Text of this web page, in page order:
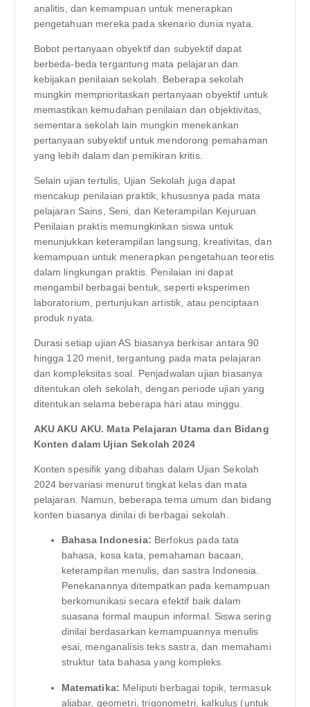
analitis, dan kemampuan untuk menerapkan
pengetahuan mereka pada skenario dunia nyata.
Bobot pertanyaan obyektif dan subyektif dapat
berbeda-beda tergantung mata pelajaran dan
kebijakan penilaian sekolah. Beberapa sekolah
mungkin memprioritaskan pertanyaan obyektif untuk
memastikan kemudahan penilaian dan objektivitas,
sementara sekolah lain mungkin menekankan
pertanyaan subyektif untuk mendorong pemahaman
yang lebih dalam dan pemikiran kritis.
Selain ujian tertulis, Ujian Sekolah juga dapat
mencakup penilaian praktik, khususnya pada mata
pelajaran Sains, Seni, dan Keterampilan Kejuruan.
Penilaian praktis memungkinkan siswa untuk
menunjukkan keterampilan langsung, kreativitas, dan
kemampuan untuk menerapkan pengetahuan teoretis
dalam lingkungan praktis. Penilaian ini dapat
mengambil berbagai bentuk, seperti eksperimen
laboratorium, pertunjukan artistik, atau penciptaan
produk nyata.
Durasi setiap ujian AS biasanya berkisar antara 90
hingga 120 menit, tergantung pada mata pelajaran
dan kompleksitas soal. Penjadwalan ujian biasanya
ditentukan oleh sekolah, dengan periode ujian yang
ditentukan selama beberapa hari atau minggu.
AKU AKU AKU. Mata Pelajaran Utama dan Bidang
Konten dalam Ujian Sekolah 2024
Konten spesifik yang dibahas dalam Ujian Sekolah
2024 bervariasi menurut tingkat kelas dan mata
pelajaran. Namun, beberapa tema umum dan bidang
konten biasanya dinilai di berbagai sekolah.
Bahasa Indonesia: Berfokus pada tata
bahasa, kosa kata, pemahaman bacaan,
keterampilan menulis, dan sastra Indonesia.
Penekanannya ditempatkan pada kemampuan
berkomunikasi secara efektif baik dalam
suasana formal maupun informal. Siswa sering
dinilai berdasarkan kemampuannya menulis
esai, menganalisis teks sastra, dan memahami
struktur tata bahasa yang kompleks.
Matematika: Meliputi berbagai topik, termasuk
aljabar, geometri, trigonometri, kalkulus (untuk